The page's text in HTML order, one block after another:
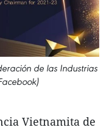
de las Industrias
Vietnamita de